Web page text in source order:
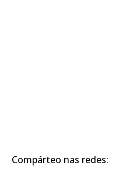
Compárteo nas redes: